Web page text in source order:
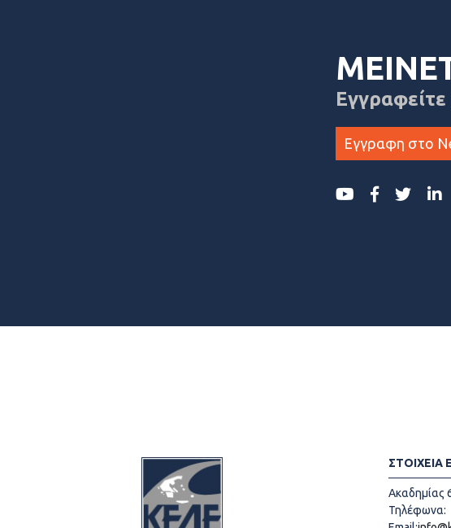
Εγγραφη στο
ΣΤΟΙΧΕΙΑ
Ακαδημίας
Τηλέφωνα: